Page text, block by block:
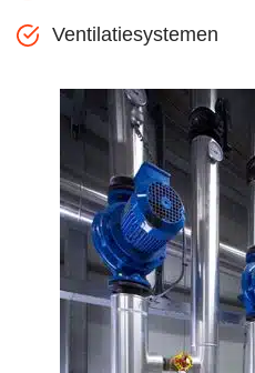
Ventilatiesystemen